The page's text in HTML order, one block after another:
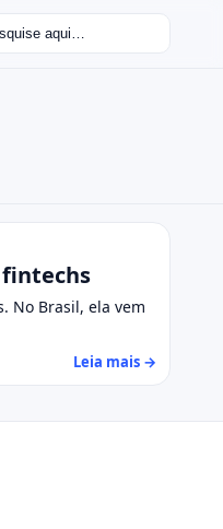
No Brasil, ela vem
Leia mais →